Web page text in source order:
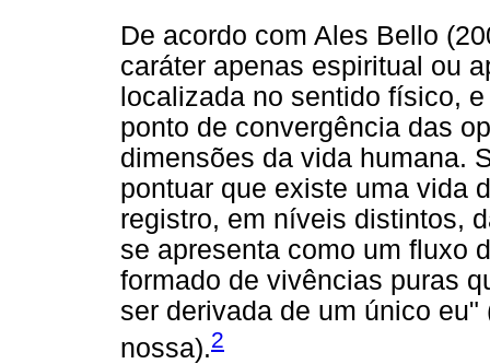
De acordo com Ales Bello
caráter apenas espiritual ou
localizada no sentido físico,
ponto de convergência das
dimensões da vida humana.
pontuar que existe uma vida
registro, em níveis distintos,
se apresenta como um fluxo
formado de vivências puras
ser derivada de um único
nossa).2